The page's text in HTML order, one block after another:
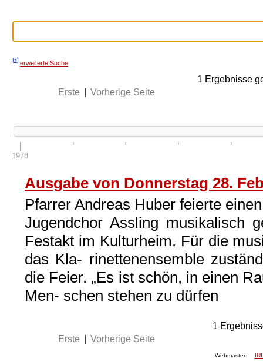
erweiterte Suche
1 Ergebnisse
Erste
Vorherige Seite
1978
Ausgabe von Donnerstag 28.
Pfarrer Andreas Huber feierte
Jugendchor Assling musikalisch
Festakt im Kulturheim. Für die
das Kla- rinettenensemble
die Feier. „Es ist schön, in einen
Men- schen stehen zu dürfen
1
Erste
Vorherige Seite
Webmaster: